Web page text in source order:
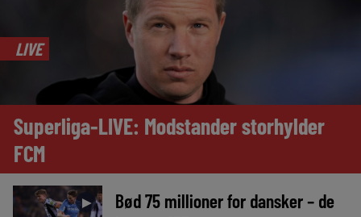
LIVE
Superliga-LIVE: Modstander storhylder
FCM
►
Bød 75 millioner for dansker – de